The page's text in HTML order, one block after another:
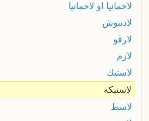
لاخمانیا او لاحمانیا
لاديبوش
لارڨو
لازم
لاستيك
لاستيكه
لاسط